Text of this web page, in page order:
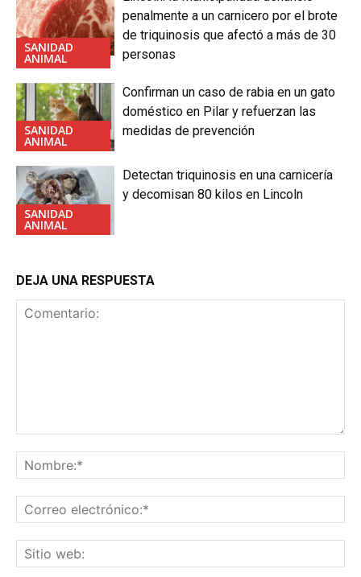
SANIDAD
ANIMAL
penalmente a un carnicero por el brote
de triquinosis que afectó a más de 30
personas
SANIDAD
ANIMAL
Confirman un caso de rabia en un gato
doméstico en Pilar y refuerzan las
medidas de prevención
SANIDAD
ANIMAL
Detectan triquinosis en una carnicería
y decomisan 80 kilos en Lincoln
DEJA UNA RESPUESTA